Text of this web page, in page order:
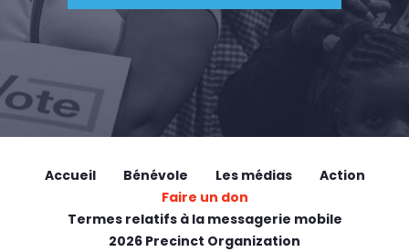
Accueil Bénévole Les médias
Action
Faire un don
Termes relatifs à la messagerie mobile
2026 Precinct Organization